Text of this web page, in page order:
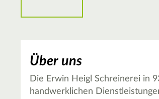
Über uns
Die Erwin Heigl Schreinerei in
handwerklichen